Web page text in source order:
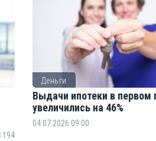
194
Деньги
Выдачи ипотеки в первом
увеличились на 46%
04.07.2026 09:00